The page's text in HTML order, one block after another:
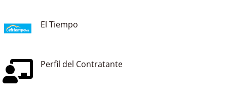
El Tiempo
Perfil del Contratante